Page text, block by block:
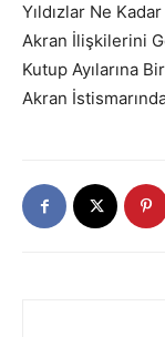
Yıldızlar Ne
Akran İlişkilerini
Kutup Ayılarına
Akran